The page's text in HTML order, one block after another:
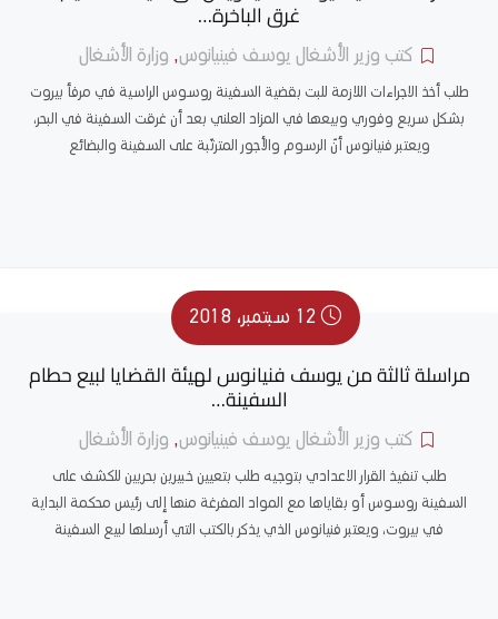
غرق الباخرة…
كتب وزير الأشغال يوسف فينيانوس, وزارة الأشغال
طلب أخذ الاجراءات اللازمة للبت بقضية السفينة روسوس الراسية في مرفأ بيروت
بشكل سريع وفوري وبيعها في المزاد العلني بعد أن غرقت السفينة في البحر،
ويعتبر فنيانوس أنّ الرسوم والأجور المترتّبة على السفينة والبضائع
12 سبتمبر، 2018
مراسلة ثالثة من يوسف فنيانوس لهيئة القضايا لبيع حطام
السفينة…
كتب وزير الأشغال يوسف فينيانوس, وزارة الأشغال
طلب تنفيذ القرار الاعدادي بتوجيه طلب بتعيين خبيرين بحريين للكشف على
السفينة روسوس أو بقاياها مع المواد المفرغة منها إلى رئيس محكمة البداية
في بيروت، ويعتبر فنيانوس الذي يذكر بالكتب التي أرسلها لبيع السفينة